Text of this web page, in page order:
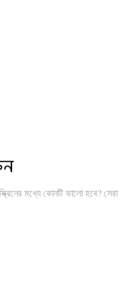
মধ্যে কোনটি ভালো হবে? সেরা